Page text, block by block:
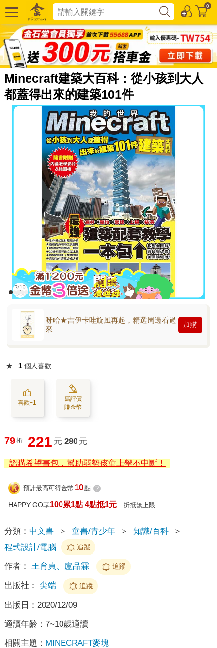
0
Minecraft建築大百科：從小孩到大人
都蓋得出來的建築101件
呀哈★吉伊卡哇旋風再起，精選周邊看過
來
加購
★ 1 個人喜歡
喜歡+1
寫評價
賺金幣
79 折 221 元 280 元
認購希望書包，幫助弱勢孩童上學不中斷！
預計最高可得金幣 10點 ?
HAPPY GO享100累1點 4點抵1元 折抵無上限
分類： 中文書 ＞ 童書/青少年 ＞ 知識/百科
＞
程式設計/電腦
追蹤
作者： 王育貞、盧品霖 追蹤
出版社： 尖端 追蹤
出版日： 2020/12/09
適讀年齡： 7~10歲適讀
相關主題： MINECRAFT麥塊